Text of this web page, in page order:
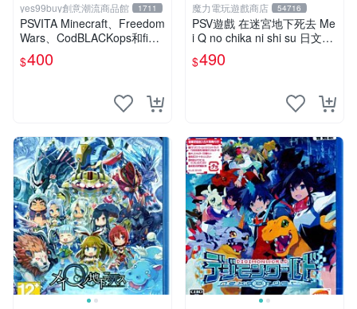
yes99buy創意潮流商品館 1711
PSVITA Minecraft、Freedom
Wars、CodBLACKops和fight
ing climax
$400
魔力電玩遊戲商店 54716
PSV遊戲 在迷宮地下死去 Me
i Q no chika ni shi su 日文日
版 附特典【板橋魔力】
$490